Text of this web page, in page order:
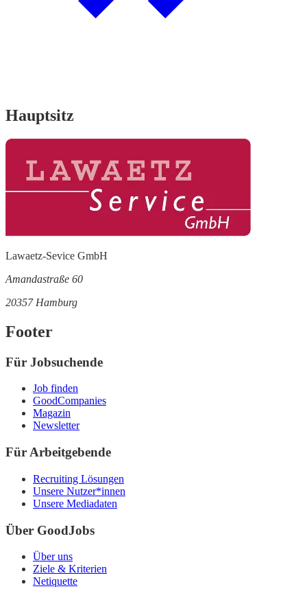
Hauptsitz
Lawaetz-Sevice GmbH
Amandastraße 60
20357 Hamburg
Footer
Für Jobsuchende
Job finden
GoodCompanies
Magazin
Newsletter
Für Arbeitgebende
Recruiting Lösungen
Unsere Nutzer*innen
Unsere Mediadaten
Über GoodJobs
Über uns
Ziele & Kriterien
Netiquette